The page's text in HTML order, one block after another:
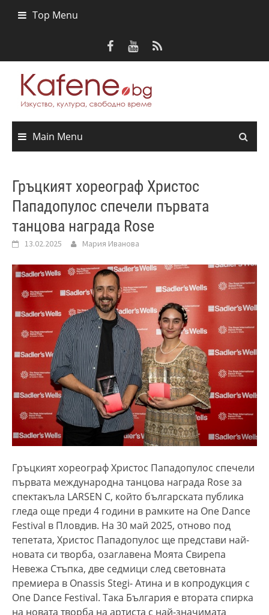
Top Menu
Main Menu
Гръцкият хореограф Христос
Пападопулос спечели първата
танцова награда Rose
13.02.2025 Мария Иванова
Гръцкият хореограф Христос Пападопулос спечели
първата международна танцова награда Rose за
спектакъла LARSEN C, който българската публика
гледа още преди 4 години в рамките на One Dance
Festival в Пловдив. На 30 май 2025, отново под
тепетата, Христос Пападопулос ще представи най-
новата си творба, озаглавена Моята Свирепа
Невежа Стъпка, две седмици след световната
премиера в Onassis Stegi- Атина и в копродукция с
One Dance Festival. Така България е втората спирка
на новата творба на артиста с най-значимата